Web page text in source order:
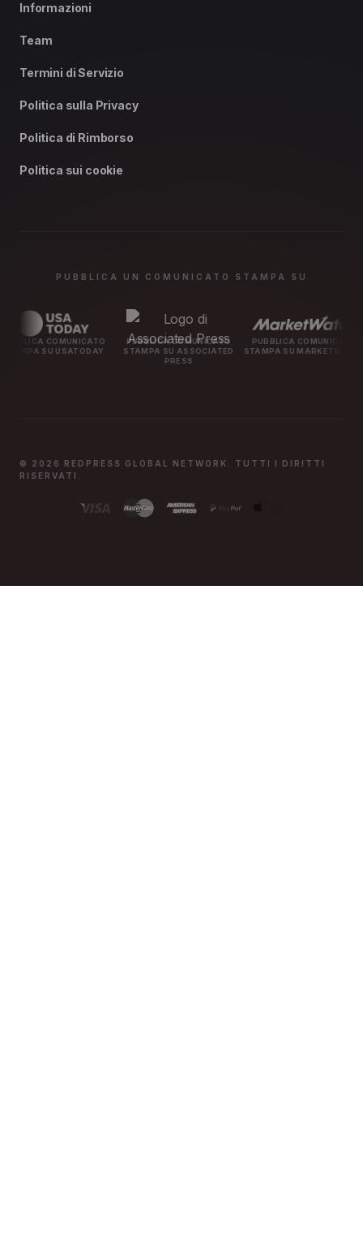
Informazioni
Team
Termini di Servizio
Politica sulla Privacy
Politica di Rimborso
Politica sui cookie
PUBBLICA UN COMUNICATO STAMPA SU
PUBBLICA COMUNICATO
STAMPA SU ASSOCIATED
PUBBLICA COMUNICATO
STAMPA SU MARKETWATCH
STAMPA
© 2026 REDPRESS GLOBAL NETWORK. TUTTI I DIRITTI
RISERVATI.